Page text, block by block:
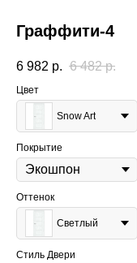
Граффити-4
6 982 р. 6 482 р.
Цвет
Snow Art
Покрытие
Оттенок
Светлый
Стиль Двери